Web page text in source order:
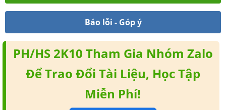
Báo lỗi - Góp ý
PH/HS 2K10 Tham Gia Nhóm Zalo
Để Trao Đổi Tài Liệu, Học Tập
Miễn Phí!